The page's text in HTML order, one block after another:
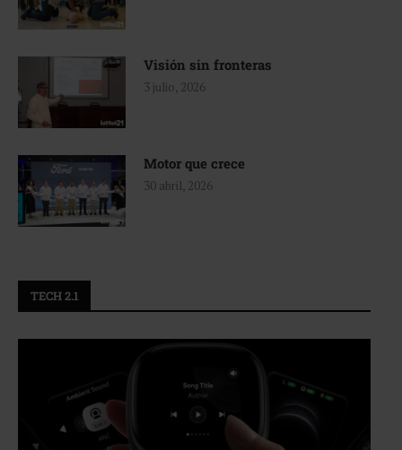
Visión sin fronteras
3 julio, 2026
Motor que crece
30 abril, 2026
TECH 2.1